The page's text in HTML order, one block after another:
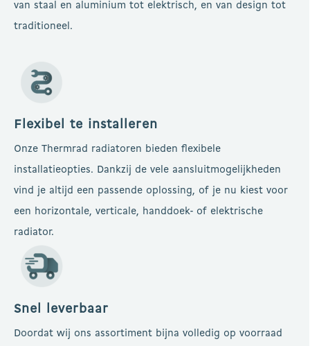
van staal en aluminium tot elektrisch, en van design tot
traditioneel.
Flexibel te installeren
Onze Thermrad radiatoren bieden flexibele
installatieopties. Dankzij de vele aansluitmogelijkheden
vind je altijd een passende oplossing, of je nu kiest voor
een horizontale, verticale, handdoek- of elektrische
radiator.
Snel leverbaar
Doordat wij ons assortiment bijna volledig op voorraad